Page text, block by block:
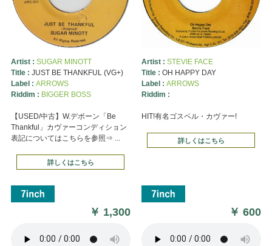
Artist : SUGAR MINOTT
Title : JUST BE THANKFUL (VG+)
Label : ARROWS
Riddim : BIGGER BOSS
【USED/中古】W.デボーン「Be
Thankful」カヴァーコンディション
表記についてはこちらを参照⇒ ...
詳しくはこちら
￥ 1,300
Artist : STEVIE FACE
Title : OH HAPPY DAY
Label : ARROWS
Riddim :
HIT!有名ゴスペル・カヴァー!
詳しくはこちら
￥600